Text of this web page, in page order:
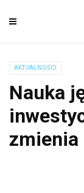
AKTUALNOŚCI
Nauka
zmienia